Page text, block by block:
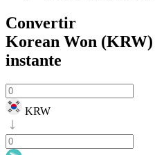
Convertir
Korean Won
instante
KRW